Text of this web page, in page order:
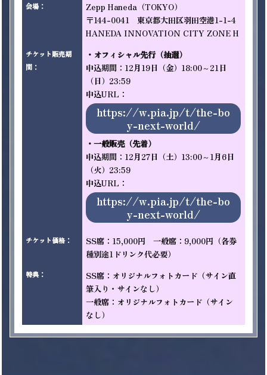
会場：
Zepp Haneda（TOKYO）
〒144-0041　東京都大田区羽田空港1-1-4
チケット販売期
間：
・オフィシャル先行（抽選）
申込期間：12月19日（金）18:00～21日
（日）23:59
申込URL：
https://w.pia.jp/t/the-bo
y-next-world/
・一般販売（先着）
申込期間：12月27日（土）13:00～1月6日
（火）23:59
申込URL：
https://w.pia.jp/t/the-bo
y-next-world/
チケット価格：
SS席：15,000円　一般席：9,000円（各券
種別途1ドリンク代必要）
特典：
SS席：オリジナルフォトカード（サイン直
筆入り・サインなし）
一般席：オリジナルフォトカード（サイン
なし）